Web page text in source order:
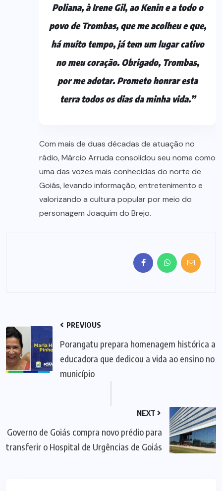
Poliana, à Irene Gil, ao Kenin e a todo o
povo de Trombas, que me acolheu e que,
há muito tempo, já tem um lugar cativo
no meu coração. Obrigado, Trombas,
por me adotar. Prometo honrar esta
terra todos os dias da minha vida.”
Com mais de duas décadas de atuação no
rádio, Márcio Arruda consolidou seu nome como
uma das vozes mais conhecidas do norte de
Goiás, levando informação, entretenimento e
valorizando a cultura popular por meio do
personagem Joaquim do Brejo.
PREVIOUS
Porangatu prepara homenagem histórica a
educadora que dedicou a vida ao ensino no
município
NEXT
Governo de Goiás compra novo prédio para
transferir o Hospital de Urgências de Goiás